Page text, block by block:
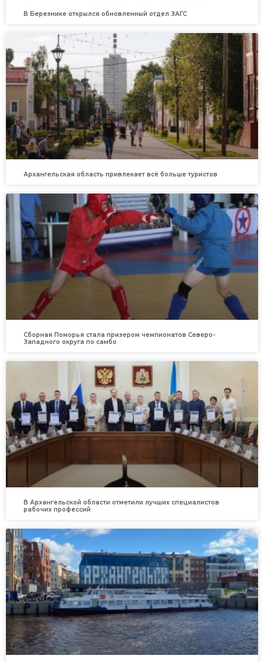
В Березнике открылся обновленный отдел ЗАГС
Архангельская область привлекает всё больше туристов
Сборная Поморья стала призером чемпионатов Северо-
Западного округа по самбо
В Архангельской области отметили лучших специалистов
рабочих профессий